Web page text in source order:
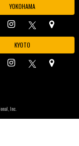
YOKOHAMA
KYOTO
Inc.